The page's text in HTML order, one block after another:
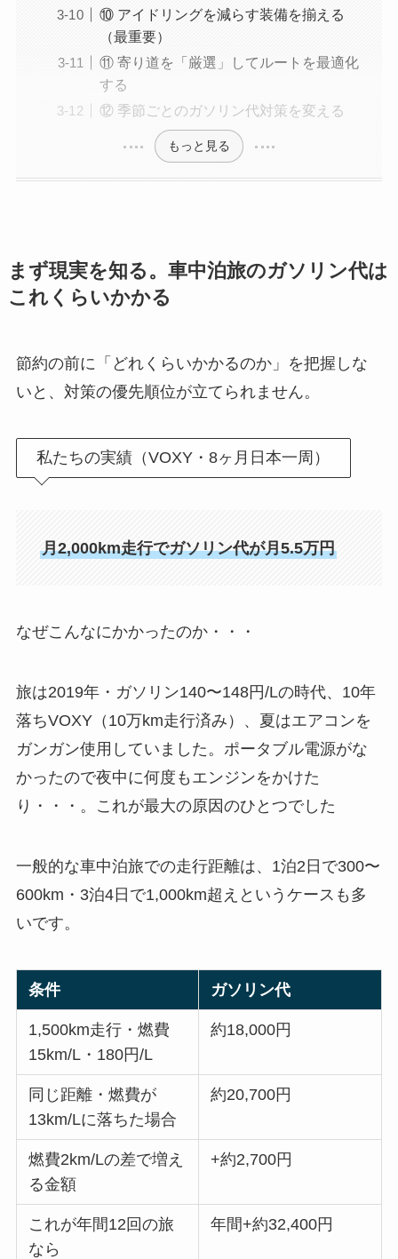
⑩ アイドリングを減らす装備を揃える
（最重要）
⑪ 寄り道を「厳選」してルートを最適化
する
⑫ 季節ごとのガソリン代対策を変える
もっと見る
まず現実を知る。車中泊旅のガソリン代は
これくらいかかる
節約の前に「どれくらいかかるのか」を把握しな
いと、対策の優先順位が立てられません。
私たちの実績（VOXY・8ヶ月日本一周）
月2,000km走行でガソリン代が月5.5万円
なぜこんなにかかったのか・・・
旅は2019年・ガソリン140〜148円/Lの時代、10年
落ちVOXY（10万km走行済み）、夏はエアコンを
ガンガン使用していました。ポータブル電源がな
かったので夜中に何度もエンジンをかけた
り・・・。これが最大の原因のひとつでした
一般的な車中泊旅での走行距離は、1泊2日で300〜
600km・3泊4日で1,000km超えというケースも多
いです。
条件 ガソリン代
1,500km走行・燃費
15km/L・180円/L
約18,000円
同じ距離・燃費が
13km/Lに落ちた場合
約20,700円
燃費2km/Lの差で増え
る金額
+約2,700円
これが年間12回の旅
なら
年間+約32,400円